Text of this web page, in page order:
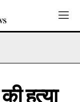
हत्या